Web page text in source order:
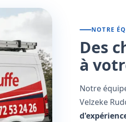
NOTRE
Des
à
Notre
Velzeke